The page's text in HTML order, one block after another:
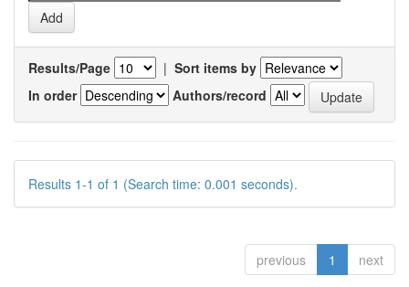
Results/Page | Sort items by
In order
Authors/record
Results 1-1 of 1 (Search time: 0.001 seconds).
previous 1 next